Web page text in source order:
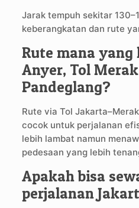
Jarak tempuh sekitar
keberangkatan dan rute
Rute mana yang
Anyer, Tol
Pandeglang?
Rute via Tol
cocok untuk perjalanan
lebih lambat namun
pedesaan yang lebih
Apakah bisa
perjalanan